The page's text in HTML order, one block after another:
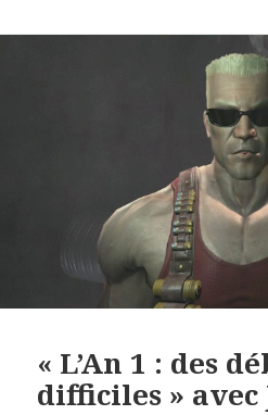
« L’An 1 : des
difficiles » avec